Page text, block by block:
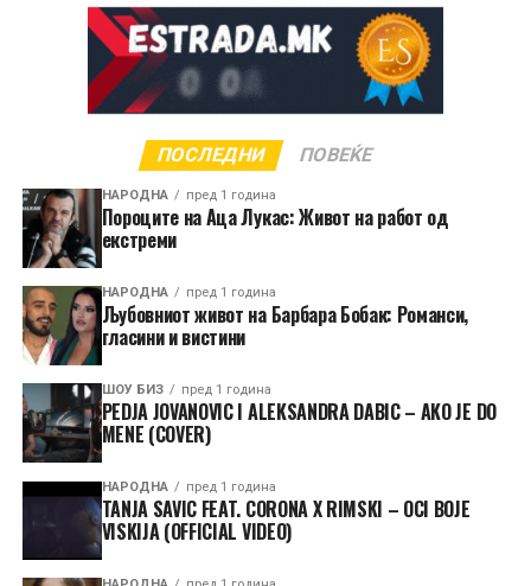
ПОСЛЕДНИ ПОВЕЌЕ
НАРОДНА пред 1 година
Пороците на Аца Лукас: Живот на работ од
екстреми
НАРОДНА пред 1 година
Љубовниот живот на Барбара Бобак: Романси,
гласини и вистини
ШОУ БИЗ пред 1 година
PEDJA JOVANOVIC I ALEKSANDRA DABIC – AKO JE DO
MENE (COVER)
НАРОДНА пред 1 година
TANJA SAVIC FEAT. CORONA X RIMSKI – OCI BOJE
VISKIJA (OFFICIAL VIDEO)